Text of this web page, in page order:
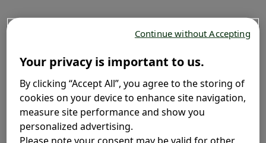
Produkt
Zrozumieć alergie
Kalendarz pyleń
Masz pytania? Skontaktuj się
z nami.
Opella Healthcare Poland Sp. z o.o.
ul. Marcina Kasprzaka 6, 01-211 Warszawa​
Your privacy is important to us.
By clicking “Accept All”, you agree to the storing of
cookies on your device to enhance site navigation,
measure site performance and show you
personalized advertising.
Continue without Accepting